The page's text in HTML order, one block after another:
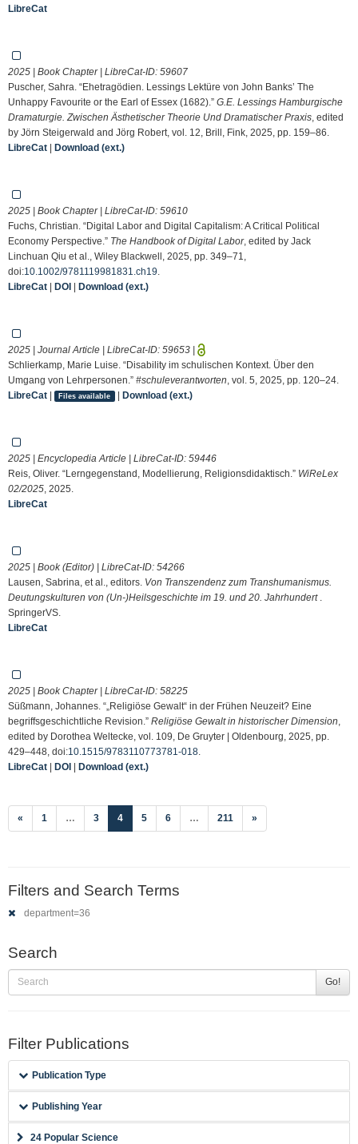
LibreCat
2025 | Book Chapter | LibreCat-ID: 59607
Puscher, Sahra. “Ehetragödien. Lessings Lektüre von John Banks’ The
Unhappy Favourite or the Earl of Essex (1682).” G.E. Lessings Hamburgische
Dramaturgie. Zwischen Ästhetischer Theorie Und Dramatischer Praxis , edited
by Jörn Steigerwald and Jörg Robert, vol. 12, Brill, Fink, 2025, pp. 159–86.
LibreCat | Download (ext.)
2025 | Book Chapter | LibreCat-ID: 59610
Fuchs, Christian. “Digital Labor and Digital Capitalism: A Critical Political
Economy Perspective.” The Handbook of Digital Labor, edited by Jack
Linchuan Qiu et al., Wiley Blackwell, 2025, pp. 349–71,
doi:10.1002/9781119981831.ch19
LibreCat | DOI | Download (ext.)
2025 | Journal Article | LibreCat-ID: 59653 |
Schlierkamp, Marie Luise. “Disability im schulischen Kontext. Über den
Umgang von Lehrpersonen.” #schuleverantworten , vol. 5, 2025, pp. 120–24.
LibreCat | Files available | Download (ext.)
2025 | Encyclopedia Article | LibreCat-ID: 59446
Reis, Oliver. “Lerngegenstand, Modellierung, Religionsdidaktisch.” WiReLex
02/2025 , 2025.
LibreCat
2025 | Book (Editor) | LibreCat-ID: 54266
Lausen, Sabrina, et al., editors. Von Transzendenz zum Transhumanismus.
Deutungskulturen von (Un-)Heilsgeschichte im 19. und 20. Jahrhundert
SpringerVS.
LibreCat
2025 | Book Chapter | LibreCat-ID: 58225
Süßmann, Johannes. “„Religiöse Gewalt“ in der Frühen Neuzeit? Eine
begriffsgeschichtliche Revision.” Religiöse Gewalt in historischer Dimension
edited by Dorothea Weltecke, vol. 109, De Gruyter | Oldenbourg, 2025, pp.
429–448, doi:10.1515/9783110773781-018
LibreCat | DOI | Download (ext.)
« 1 … 3 4(current)
5 6 … 211 »
Filters and Search Terms
department=36
Search
Go!
Filter Publications
Publication Type
Publishing Year
24 Popular Science